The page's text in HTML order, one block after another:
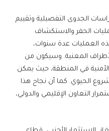
الجدوى التفصيلية وتقييم
الحفر والاستكشاف
العمليات عدة سنوات،
المعنية. وسيكون من
في المنطقة، حيث يمكن
الحيوي. كما أن نجاح هذا
التعاون الإقليمي والدولي،